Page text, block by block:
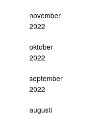
november
2022
oktober
2022
september
2022
augusti